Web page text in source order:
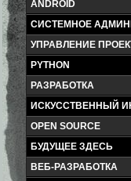
ANDROID
СИСТЕМНОЕ
УПРАВЛЕНИЕ
PYTHON
РАЗРАБОТКА
ИСКУССТВЕННЫЙ
OPEN SOURCE
БУДУЩЕЕ ЗДЕСЬ
ВЕБ-РАЗРАБОТКА